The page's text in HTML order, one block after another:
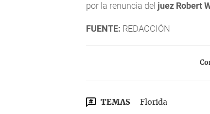
por la renuncia del juez Robert
FUENTE: REDACCIÓN
TEMAS Florida